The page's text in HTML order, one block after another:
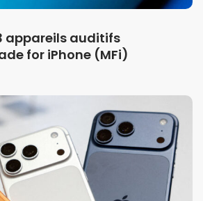
appareils auditifs
for iPhone (MFi)